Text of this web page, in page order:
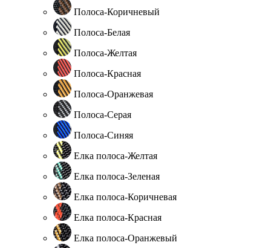
Полоса-Коричневый
Полоса-Белая
Полоса-Желтая
Полоса-Красная
Полоса-Оранжевая
Полоса-Серая
Полоса-Синяя
Елка полоса-Желтая
Елка полоса-Зеленая
Елка полоса-Коричневая
Елка полоса-Красная
Елка полоса-Оранжевый